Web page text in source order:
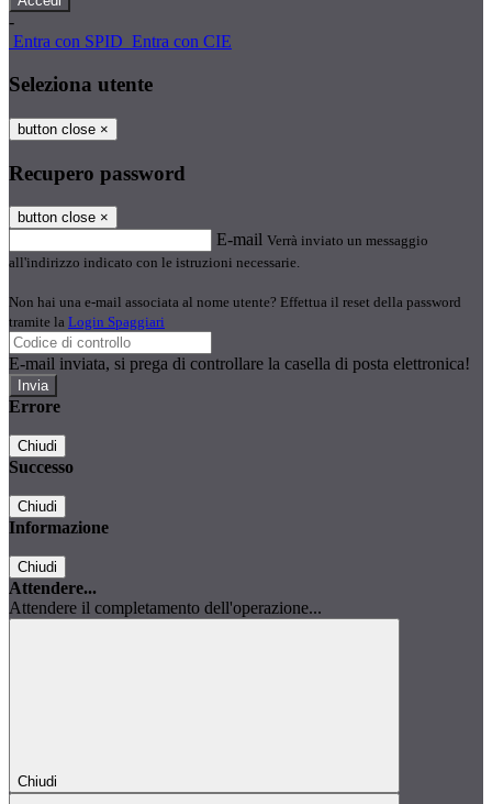
-
Entra con SPID Entra con CIE
Seleziona utente
button close ×
Recupero password
button close ×
E-mail Verrà inviato un messaggio
all'indirizzo indicato con le istruzioni necessarie.
Non hai una e-mail associata al nome utente? Effettua il reset della password
tramite la Login Spaggiari
E-mail inviata, si prega di controllare la casella di posta elettronica!
Errore
Chiudi
Successo
Chiudi
Informazione
Chiudi
Attendere...
Attendere il completamento dell'operazione...
Chiudi